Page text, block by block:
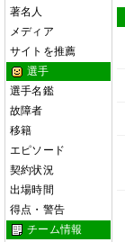
著名人
メディア
サイトを推薦
選手
選手名鑑
故障者
移籍
エピソード
契約状況
出場時間
得点・警告
チーム情報